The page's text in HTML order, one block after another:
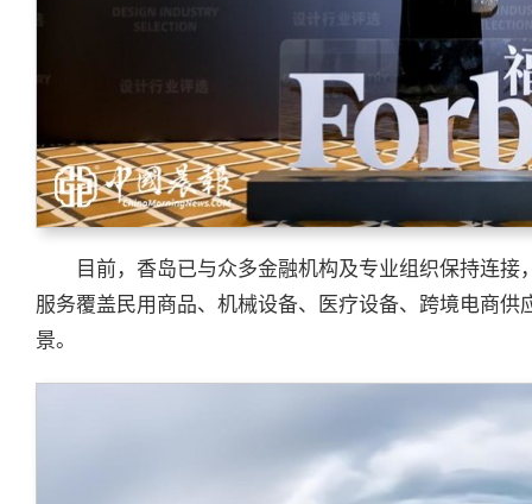
目前，香岛已与众多金融机构及专业组织保持连
服务覆盖民用商品、机械设备、医疗设备、跨境电商
景。